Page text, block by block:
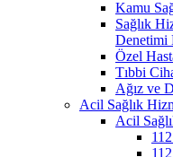
Kamu
Sağlık
Denetimi
Özel
Tıbbi
Ağız ve
Acil Sağlık
Acil